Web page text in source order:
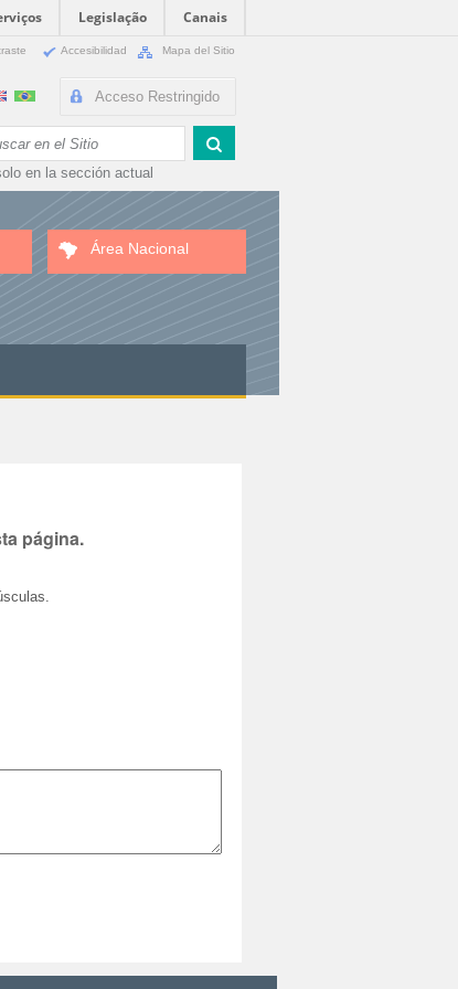
Legislação
Canais
Accesibilidad Mapa del Sitio
Acceso Restringido
en la sección actual
Área Nacional
página.